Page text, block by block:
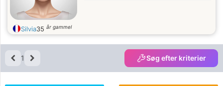
Silvia35 år gammel
1 Søg efter kriterier